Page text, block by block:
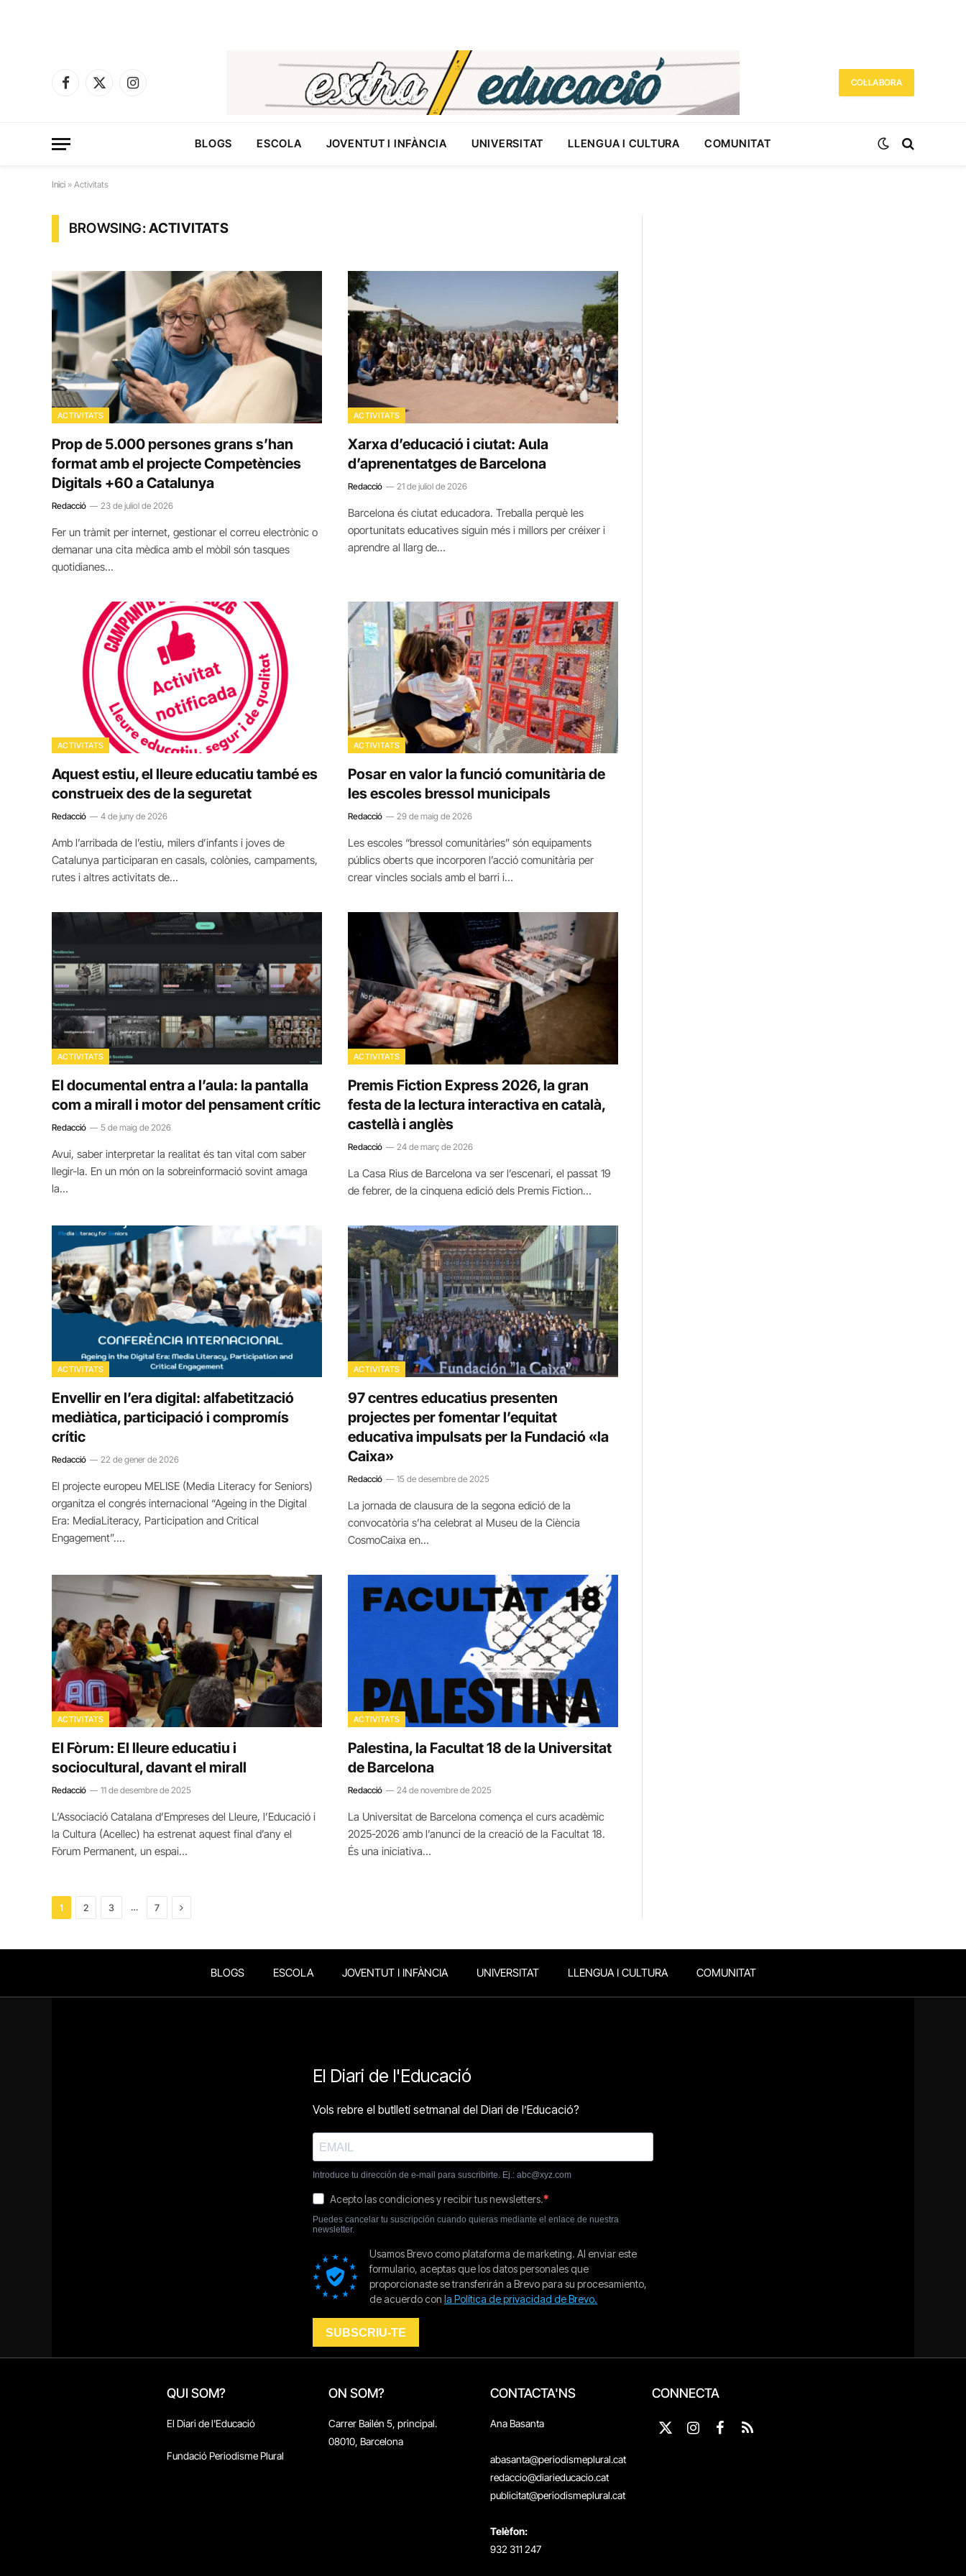
Facebook
X
Instagram
COL·LABORA
BLOGS ESCOLA JOVENTUT I INFÀNCIA UNIVERSITAT LLENGUA I CULTURA COMUNITAT
Inici » Activitats
BROWSING:ACTIVITATS
ACTIVITATS
Prop de 5.000 persones grans s’han
format amb el projecte Competències
Digitals +60 a Catalunya
Redacció 23 de juliol de 2026
Fer un tràmit per internet, gestionar el correu electrònic o
demanar una cita mèdica amb el mòbil són tasques
quotidianes…
ACTIVITATS
Xarxa d’educació i ciutat: Aula
d’aprenentatges de Barcelona
Redacció 21 de juliol de 2026
Barcelona és ciutat educadora. Treballa perquè les
oportunitats educatives siguin més i millors per créixer i
aprendre al llarg de…
ACTIVITATS
Aquest estiu, el lleure educatiu també es
construeix des de la seguretat
Redacció 4 de juny de 2026
Amb l’arribada de l’estiu, milers d’infants i joves de
Catalunya participaran en casals, colònies, campaments,
rutes i altres activitats de…
ACTIVITATS
Posar en valor la funció comunitària de
les escoles bressol municipals
Redacció 29 de maig de 2026
Les escoles “bressol comunitàries” són equipaments
públics oberts que incorporen l’acció comunitària per
crear vincles socials amb el barri i…
ACTIVITATS
El documental entra a l’aula: la pantalla
com a mirall i motor del pensament crític
Redacció 5 de maig de 2026
Avui, saber interpretar la realitat és tan vital com saber
llegir-la. En un món on la sobreinformació sovint amaga
la…
ACTIVITATS
Premis Fiction Express 2026, la gran
festa de la lectura interactiva en català,
castellà i anglès
Redacció 24 de març de 2026
La Casa Rius de Barcelona va ser l’escenari, el passat 19
de febrer, de la cinquena edició dels Premis Fiction…
ACTIVITATS
Envellir en l’era digital: alfabetització
mediàtica, participació i compromís
crític
Redacció 22 de gener de 2026
El projecte europeu MELISE (Media Literacy for Seniors)
organitza el congrés internacional “Ageing in the Digital
Era: MediaLiteracy, Participation and Critical
Engagement”.…
ACTIVITATS
97 centres educatius presenten
projectes per fomentar l’equitat
educativa impulsats per la Fundació «la
Caixa»
Redacció 15 de desembre de 2025
La jornada de clausura de la segona edició de la
convocatòria s’ha celebrat al Museu de la Ciència
CosmoCaixa en…
ACTIVITATS
El Fòrum: El lleure educatiu i
sociocultural, davant el mirall
Redacció 11 de desembre de 2025
L’Associació Catalana d’Empreses del Lleure, l’Educació i
la Cultura (Acellec) ha estrenat aquest final d’any el
Fòrum Permanent, un espai…
ACTIVITATS
Palestina, la Facultat 18 de la Universitat
de Barcelona
Redacció 24 de novembre de 2025
La Universitat de Barcelona comença el curs acadèmic
2025-2026 amb l’anunci de la creació de la Facultat 18.
És una iniciativa…
1 2 3 … 7 Next
BLOGS ESCOLA JOVENTUT I INFÀNCIA UNIVERSITAT LLENGUA I CULTURA COMUNITAT
QUI SOM?
El Diari de l'Educació
Fundació Periodisme Plural
ON SOM?
Carrer Bailén 5, principal.
08010, Barcelona
CONTACTA'NS
Ana Basanta
abasanta@periodismeplural.cat
redaccio@diarieducacio.cat
publicitat@periodismeplural.cat
Telèfon:
932 311 247
CONNECTA
X
InstagramFacebook
RSS